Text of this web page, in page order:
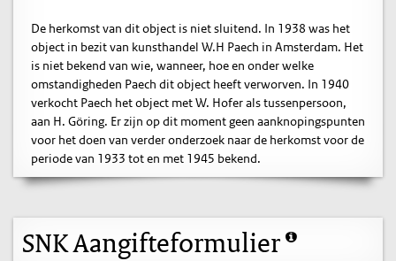
De herkomst van dit object is niet sluitend. In 1938 was het
object in bezit van kunsthandel W.H Paech in Amsterdam. Het
is niet bekend van wie, wanneer, hoe en onder welke
omstandigheden Paech dit object heeft verworven. In 1940
verkocht Paech het object met W. Hofer als tussenpersoon,
aan H. Göring. Er zijn op dit moment geen aanknopingspunten
voor het doen van verder onderzoek naar de herkomst voor de
periode van 1933 tot en met 1945 bekend.
SNK Aangifteformulier